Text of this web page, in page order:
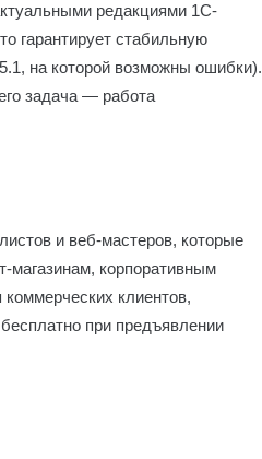
редакциями 1С-
гарантирует стабильную
на которой возможны ошибки).
задача — работа
и веб-мастеров, которые
магазинам, корпоративным
клиентов,
при предъявлении